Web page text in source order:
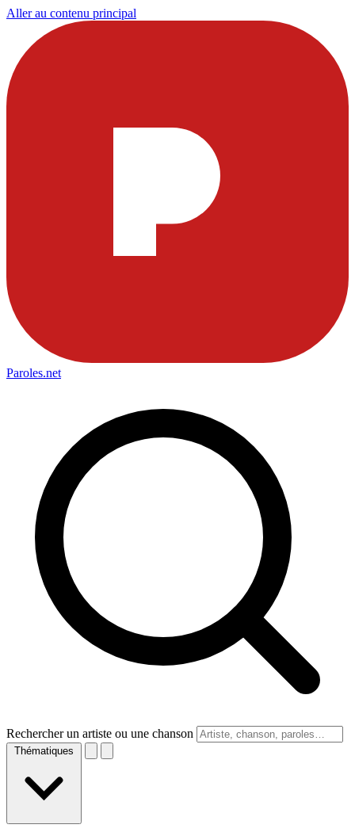
Aller au contenu principal
Paroles.net
Rechercher un artiste ou une chanson
Thématiques